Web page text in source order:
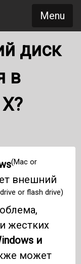
Menu
диск
в
(Mac or
внешний
or flash drive)
жестких
и
может